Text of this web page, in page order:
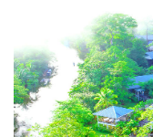
【馬來西亞】挑戰